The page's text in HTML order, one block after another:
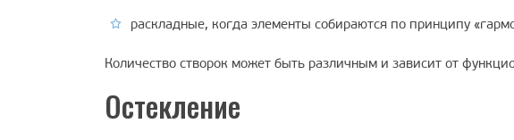
раскладные, когда элементы собираются по принципу
Количество створок может быть различным и зависит от
Остекление